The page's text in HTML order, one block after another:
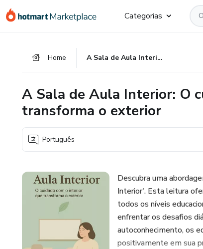
para
para
para
Categorias
Home A Sala de Aula Interior: O cuidado com o interior que transforma o exterior
A Sala de Aula Interior: O
transforma o exterior
Português
Descubra uma
Interior'. Esta leitura
todos os níveis
enfrentar os desafios
autoconhecimento, os
positivamente em sua